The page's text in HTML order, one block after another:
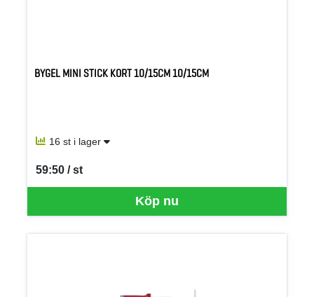
BYGEL MINI STICK KORT 10/15CM 10/15CM
16 st i lager
Köp nu
59:50 / st
SEK per ST